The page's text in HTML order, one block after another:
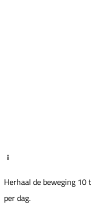
Herhaal de beweging 10
per dag.